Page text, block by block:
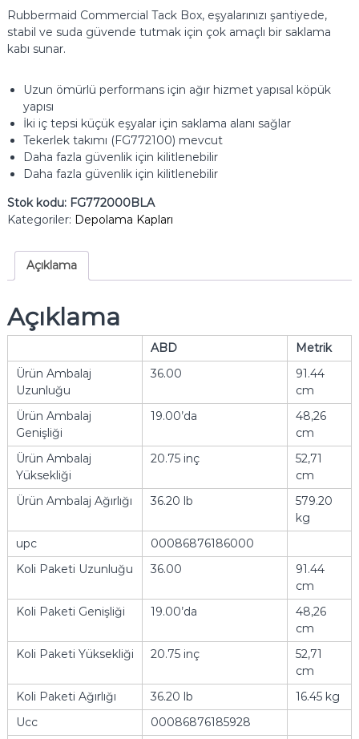
Rubbermaid Commercial Tack Box, eşyalarınızı şantiyede,
stabil ve suda güvende tutmak için çok amaçlı bir saklama
kabı sunar.
Uzun ömürlü performans için ağır hizmet yapısal köpük
yapısı
İki iç tepsi küçük eşyalar için saklama alanı sağlar
Tekerlek takımı (FG772100) mevcut
Daha fazla güvenlik için kilitlenebilir
Daha fazla güvenlik için kilitlenebilir
Stok kodu: FG772000BLA
Kategoriler: Depolama Kapları
Açıklama
Açıklama
ABD
Metrik
Ürün Ambalaj
Uzunluğu
36.00
91.44
cm
Ürün Ambalaj
Genişliği
19.00’da
48,26
cm
Ürün Ambalaj
Yüksekliği
20.75 inç
52,71
cm
Ürün Ambalaj Ağırlığı
36.20 lb
579.20
kg
upc
00086876186000
Koli Paketi Uzunluğu
36.00
91.44
cm
Koli Paketi Genişliği
19.00’da
48,26
cm
Koli Paketi Yüksekliği
20.75 inç
52,71
cm
Koli Paketi Ağırlığı
36.20 lb
16.45 kg
Ucc
00086876185928